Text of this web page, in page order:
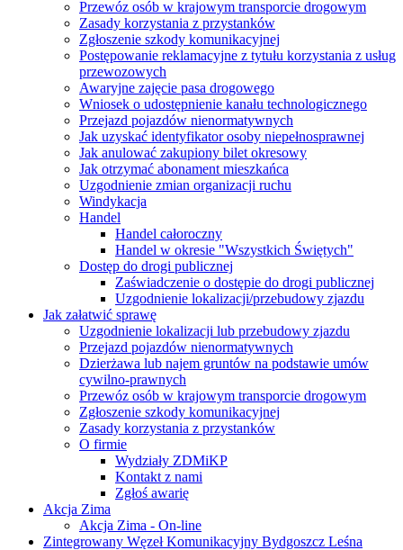
Przewóz osób w krajowym transporcie drogowym
Zasady korzystania z przystanków
Zgłoszenie szkody komunikacyjnej
Postępowanie reklamacyjne z tytułu korzystania z usług
przewozowych
Awaryjne zajęcie pasa drogowego
Wniosek o udostępnienie kanału technologicznego
Przejazd pojazdów nienormatywnych
Jak uzyskać identyfikator osoby niepełnosprawnej
Jak anulować zakupiony bilet okresowy
Jak otrzymać abonament mieszkańca
Uzgodnienie zmian organizacji ruchu
Windykacja
Handel
Handel całoroczny
Handel w okresie "Wszystkich Świętych"
Dostęp do drogi publicznej
Zaświadczenie o dostępie do drogi publicznej
Uzgodnienie lokalizacji/przebudowy zjazdu
Jak załatwić sprawę
Uzgodnienie lokalizacji lub przebudowy zjazdu
Przejazd pojazdów nienormatywnych
Dzierżawa lub najem gruntów na podstawie umów
cywilno-prawnych
Przewóz osób w krajowym transporcie drogowym
Zgłoszenie szkody komunikacyjnej
Zasady korzystania z przystanków
O firmie
Wydziały ZDMiKP
Kontakt z nami
Zgłoś awarię
Akcja Zima
Akcja Zima - On-line
Zintegrowany Węzeł Komunikacyjny Bydgoszcz Leśna